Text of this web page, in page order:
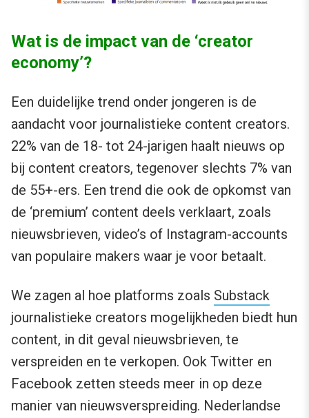
Wat is de impact van de ‘creator
economy’?
Een duidelijke trend onder jongeren is de
aandacht voor journalistieke content creators.
22% van de 18- tot 24-jarigen haalt nieuws op
bij content creators, tegenover slechts 7% van
de 55+-ers. Een trend die ook de opkomst van
de ‘premium’ content deels verklaart, zoals
nieuwsbrieven, video’s of Instagram-accounts
van populaire makers waar je voor betaalt.
We zagen al hoe platforms zoals Substack
journalistieke creators mogelijkheden biedt hun
content, in dit geval nieuwsbrieven, te
verspreiden en te verkopen. Ook Twitter en
Facebook zetten steeds meer in op deze
manier van nieuwsverspreiding. Nederlandse